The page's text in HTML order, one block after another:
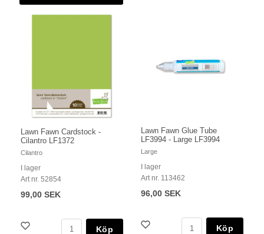
Lawn Fawn Cardstock -
Cilantro LF1372
Cilantro
I lager
Art nr. 52854
99,00 SEK
Köp
Lawn Fawn Glue Tube
LF3994 - Large LF3994
Large
I lager
Art nr. 113462
96,00 SEK
Köp